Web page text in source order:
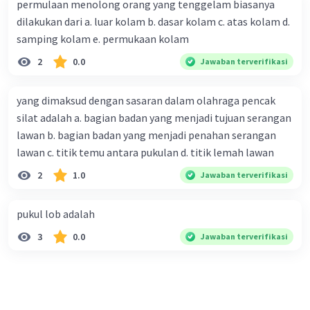
permulaan menolong orang yang tenggelam biasanya
dilakukan dari a. luar kolam b. dasar kolam c. atas kolam d.
samping kolam e. permukaan kolam
2 0.0 Jawaban terverifikasi
yang dimaksud dengan sasaran dalam olahraga pencak
silat adalah a. bagian badan yang menjadi tujuan serangan
lawan b. bagian badan yang menjadi penahan serangan
lawan c. titik temu antara pukulan d. titik lemah lawan
2 1.0 Jawaban terverifikasi
pukul lob adalah
3 0.0 Jawaban terverifikasi